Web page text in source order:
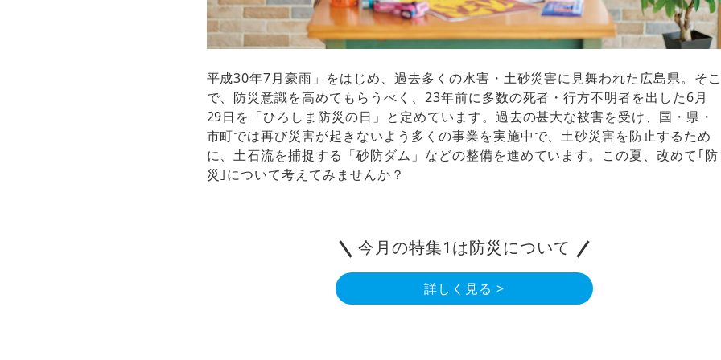
平成30年7月豪雨」をはじめ、過去多くの水害・土砂災害に見舞われた広島県。そこ
で、防災意識を高めてもらうべく、23年前に多数の死者・行方不明者を出した6月
29日を「ひろしま防災の日」と定めています。過去の甚大な被害を受け、国・県・
市町では再び災害が起きないよう多くの事業を実施中で、土砂災害を防止するため
に、土石流を捕捉する「砂防ダム」などの整備を進めています。この夏、改めて｢防
災｣について考えてみませんか？
詳しく見る >